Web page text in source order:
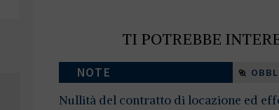
TI POTREBBE
NOTE
Nullità del contratto di locazione ed